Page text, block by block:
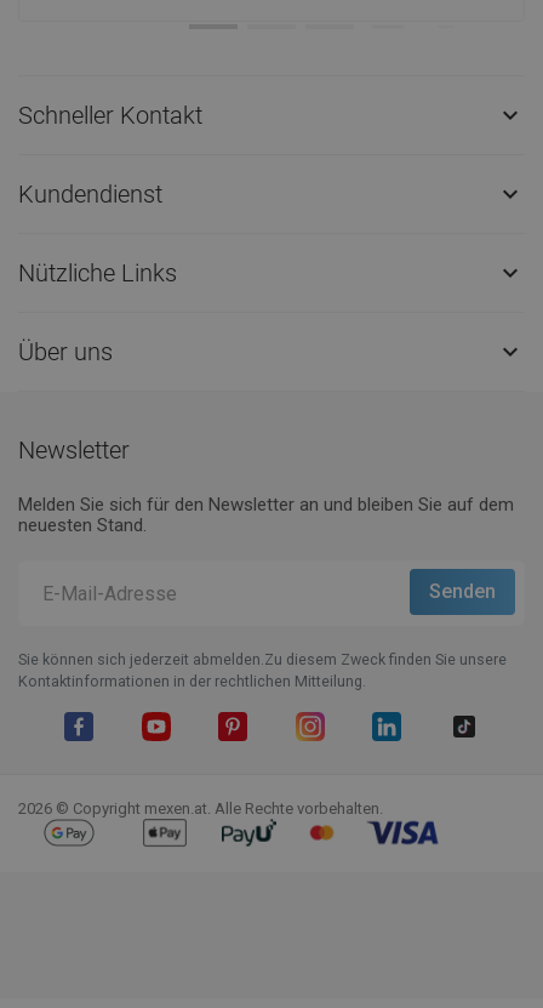
Schneller Kontakt 
Kundendienst 
Nützliche Links 
Über uns 
Newsletter
Melden Sie sich für den Newsletter an und bleiben Sie auf dem
neuesten Stand.
Sie können sich jederzeit abmelden.Zu diesem Zweck finden Sie unsere
Kontaktinformationen in der rechtlichen Mitteilung.
2026 © Copyright mexen.at. Alle Rechte vorbehalten.